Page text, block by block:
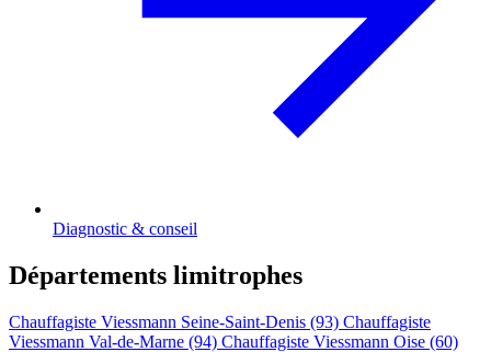
Diagnostic & conseil
Départements limitrophes
Chauffagiste Viessmann Seine-Saint-Denis (93) Chauffagiste
Viessmann Val-de-Marne (94) Chauffagiste Viessmann Oise (60)